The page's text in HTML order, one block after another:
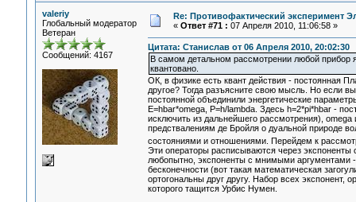
valeriy
Глобальный модератор
Ветеран
Сообщений: 4167
Re: Противофактический эксперимент
« Ответ #71 : 07 Апреля 2010, 11:06:58 »
Цитата: Станислав от 06 Апреля 2010, 20:02:30
В самом детальном рассмотрении любой прибор
квантовано.
ОК, в физике есть квант действия - постоянная
другое? Тогда разъясните свою мысль. Но если
постоянной объединили энергетические
E=hbar*omega, P=h/lambda. Здесь h=2*pi*hbar -
исключить из дальнейшего рассмотрения), omega
предствалениям де Бройля о дуальной природе
состояниями и отношениями. Перейдем к
Эти операторы расписываются через
любопытно, экспоненты с мнимыми аргументами
бесконечности (вот такая математическая
ортогональны друг другу. Набор всех экспонент,
которого тащится Урбис Нумен.